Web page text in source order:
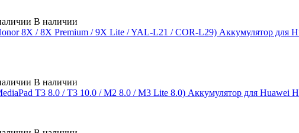
В наличии
Аккумулятор для
В наличии
Аккумулятор для Huawei